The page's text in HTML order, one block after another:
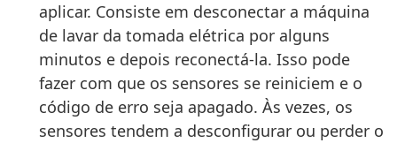
aplicar. Consiste em desconectar a máquina
de lavar da tomada elétrica por alguns
minutos e depois reconectá-la. Isso pode
fazer com que os sensores se reiniciem e o
código de erro seja apagado. Às vezes, os
sensores tendem a desconfigurar ou perder o